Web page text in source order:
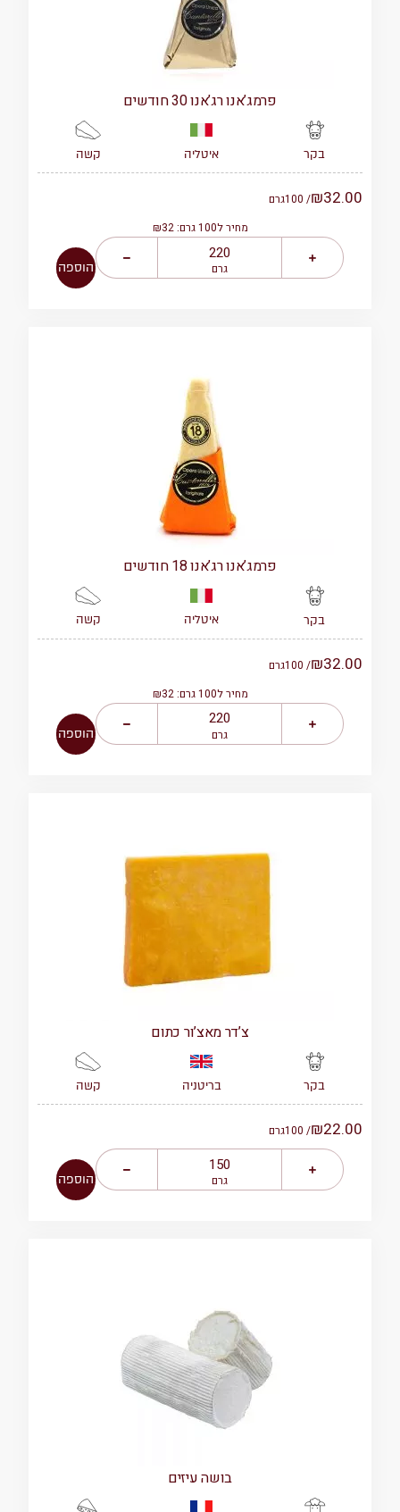
פרמג’אנו רג’אנו 30 חודשים
בקר איטליה קשה
מחיר ל100 גרם: ₪32
₪32.00
/ 100 גרם
גרם הוספה
פרמג’אנו רג’אנו 18 חודשים
בקר איטליה קשה
מחיר ל100 גרם: ₪32
₪32.00
/ 100 גרם
גרם הוספה
צ’דר מאצ’ור כתום
בקר בריטניה קשה
₪22.00
/ 100 גרם
גרם הוספה
בושה עיזים